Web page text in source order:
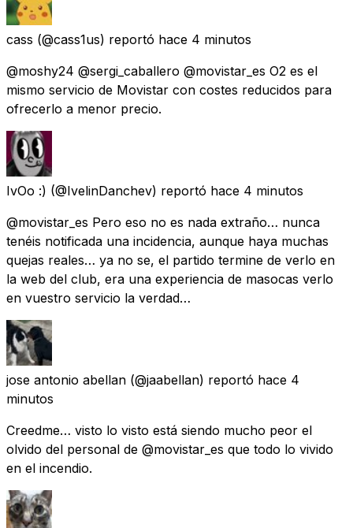
cass (@cass1us) reportó hace 4 minutos
@moshy24 @sergi_caballero @movistar_es O2 es el
mismo servicio de Movistar con costes reducidos para
ofrecerlo a menor precio.
IvOo :) (@IvelinDanchev) reportó hace 4 minutos
@movistar_es Pero eso no es nada extraño… nunca
tenéis notificada una incidencia, aunque haya muchas
quejas reales… ya no se, el partido termine de verlo en
la web del club, era una experiencia de masocas verlo
en vuestro servicio la verdad…
jose antonio abellan (@jaabellan) reportó hace 4
minutos
Creedme… visto lo visto está siendo mucho peor el
olvido del personal de @movistar_es que todo lo vivido
en el incendio.